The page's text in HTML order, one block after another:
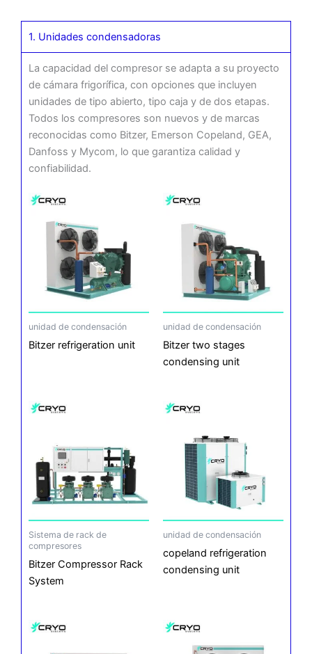
1. Unidades condensadoras
La capacidad del compresor se adapta a su proyecto
de cámara frigorífica, con opciones que incluyen
unidades de tipo abierto, tipo caja y de dos etapas.
Todos los compresores son nuevos y de marcas
reconocidas como Bitzer, Emerson Copeland, GEA,
Danfoss y Mycom, lo que garantiza calidad y
confiabilidad.
unidad de condensación
Bitzer refrigeration unit
unidad de condensación
Bitzer two stages
condensing unit
Sistema de rack de
compresores
Bitzer Compressor Rack
System
unidad de condensación
copeland refrigeration
condensing unit